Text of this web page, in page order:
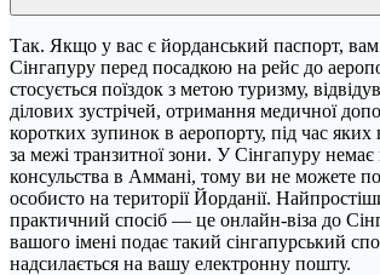
Так. Якщо у вас є йорданський паспорт, вам
Сінгапуру перед посадкою на рейс до
стосується поїздок з метою туризму,
ділових зустрічей, отримання медичної
коротких зупинок в аеропорту, під час
за межі транзитної зони. У Сінгапуру немає
консульства в Аммані, тому ви не можете
особисто на території Йорданії.
практичний спосіб — це онлайн-віза до
вашого імені подає такий сінгапурський
надсилається на вашу електронну пошту.